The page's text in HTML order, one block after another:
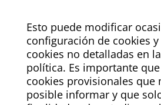
Esto puede modificar
configuración de cookies
cookies no detalladas en
política. Es importante
cookies provisionales que
posible informar y que